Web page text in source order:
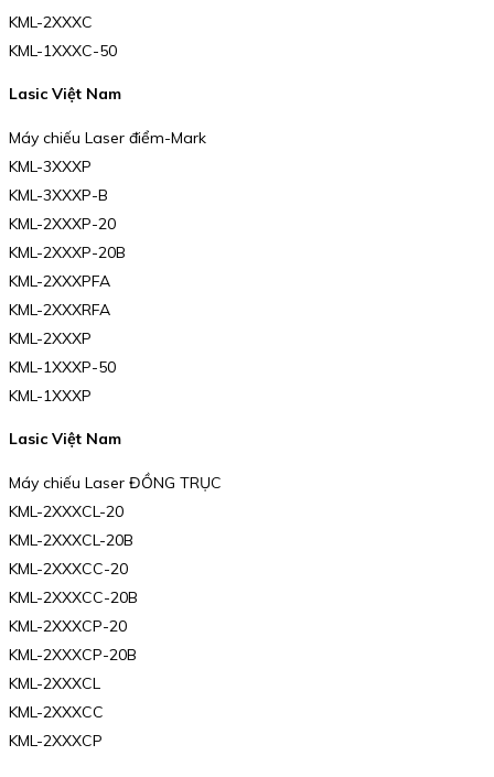
KML-2XXXC
KML-1XXXC-50
Lasic Việt Nam
Máy chiếu Laser điểm-Mark
KML-3XXXP
KML-3XXXP-B
KML-2XXXP-20
KML-2XXXP-20B
KML-2XXXPFA
KML-2XXXRFA
KML-2XXXP
KML-1XXXP-50
KML-1XXXP
Lasic Việt Nam
Máy chiếu Laser ĐỒNG TRỤC
KML-2XXXCL-20
KML-2XXXCL-20B
KML-2XXXCC-20
KML-2XXXCC-20B
KML-2XXXCP-20
KML-2XXXCP-20B
KML-2XXXCL
KML-2XXXCC
KML-2XXXCP